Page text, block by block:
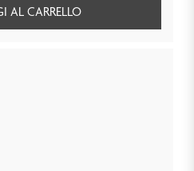
AL CARRELLO